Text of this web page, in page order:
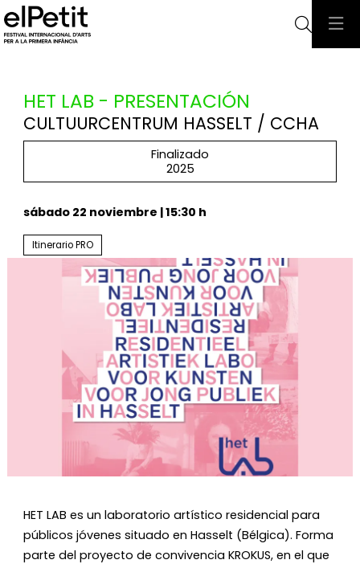
HET LAB - PRESENTACIÓN
CULTUURCENTRUM HASSELT / CCHA
Finalizado
2025
sábado 22 noviembre |15:30 h
Itinerario PRO
HET LAB es un laboratorio artístico residencial para
públicos jóvenes situado en Hasselt (Bélgica). Forma
parte del proyecto de convivencia KROKUS, en el que